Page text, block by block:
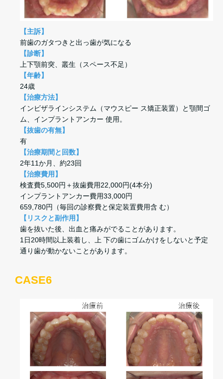
【主訴】
前歯のガタつきと出っ歯が気になる
【診断】
上下顎前突、叢生（スペース不足）
【年齢】
24歳
【治療方法】
インビザラインシステム（マウスピー ス矯正装置）と顎間ゴ
ム、インプラントアンカー 使用。
【抜歯の有無】
有
【治療期間と回数】
2年11か月、約23回
【治療費用】
検査費5,500円＋抜歯費用22,000円(4本分)
インプラントアンカー費用33,000円
659,780円（毎回の診察費と保定装置費用含 む）
【リスクと副作用】
歯を抜いた後、出血と痛みがでることがあります。
1日20時間以上装着し、上 下の歯にゴムかけをしないと予定
通り歯が動かないことがあります。
CASE6